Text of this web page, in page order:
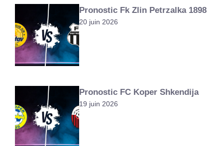
Pronostic Fk Zlin Petrzalka 1898
20 juin 2026
Pronostic FC Koper Shkendija
19 juin 2026